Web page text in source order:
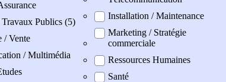
Publics (5)
/ Vente
/ Multimédia
Installation / Maintenance
Marketing / Stratégie
commerciale
Ressources Humaines
Santé